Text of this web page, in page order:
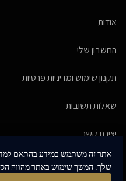
אודות
החשבון שלי
תקנון שימוש ומדיניות פרטיות
שאלות תשובות
יצירת קשר
מדיניות אספקת מוצרים
אתר זה משתמש במידע בהתאם
שלך. המשך שימוש באתר מהווה